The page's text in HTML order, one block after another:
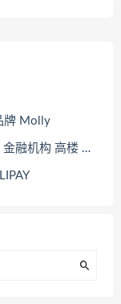
牌 Molly
高楼 大厦 上海